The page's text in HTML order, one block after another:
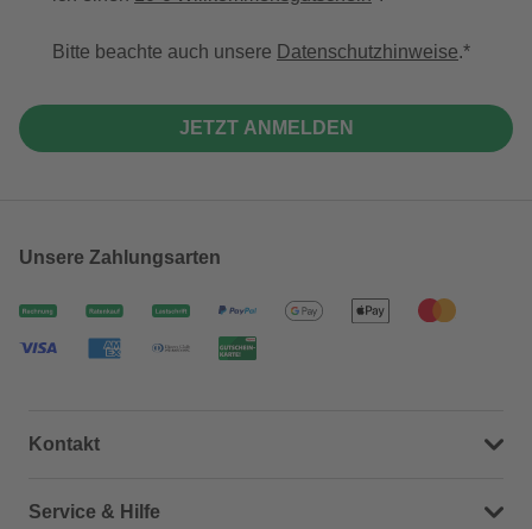
Bitte beachte auch unsere Datenschutzhinweise.
JETZT ANMELDEN
Unsere Zahlungsarten
Kontakt
Dein Kontakt zu uns
Service & Hilfe